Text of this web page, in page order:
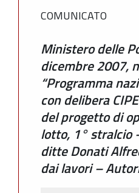
COMUNICATO
Ministero delle
dicembre 2007,
“Programma
con delibera
del progetto di
lotto, 1° stralcio
ditte Donati
dai lavori –